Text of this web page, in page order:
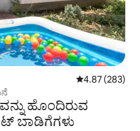
5 ರಲ್ಲಿ 4.87
4.87 (283)
ಹೊಂದಿರುವ
ಬಾಡಿಗೆಗಳು